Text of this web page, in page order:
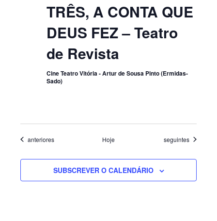
TRÊS, A CONTA QUE
DEUS FEZ – Teatro
de Revista
Cine Teatro Vitória - Artur de Sousa Pinto (Ermidas-
Sado)
Eventos
anteriores Hoje Eventos
seguintes
SUBSCREVER O CALENDÁRIO